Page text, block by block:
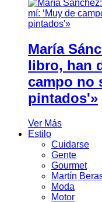
María
libro, han
campo no
pintados'»
Ver Más
Estilo
Cuidarse
Gente
Gourmet
Martín
Moda
Motor